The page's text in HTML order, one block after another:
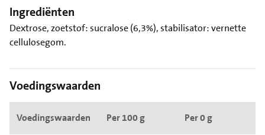
Ingrediënten
Dextrose, zoetstof: sucralose (6,3%), stabilisator: vernette
cellulosegom.
Voedingswaarden
Voedingswaarden Per 100 g Per 0 g